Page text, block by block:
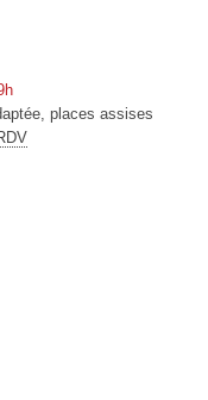
places assises